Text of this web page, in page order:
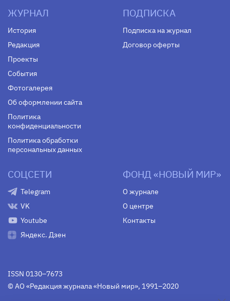
ЖУРНАЛ
История
Редакция
Проекты
События
Фотогалерея
Об оформлении сайта
Политика
конфиденциальности
Политика обработки
персональных данных
ПОДПИСКА
Подписка на журнал
Договор оферты
СОЦСЕТИ
Telegram
VK
Youtube
Яндекс. Дзен
ФОНД «НОВЫЙ МИР»
О журнале
О центре
Контакты
ISSN 0130–7673
© АО «Редакция журнала «Новый мир», 1991–2020